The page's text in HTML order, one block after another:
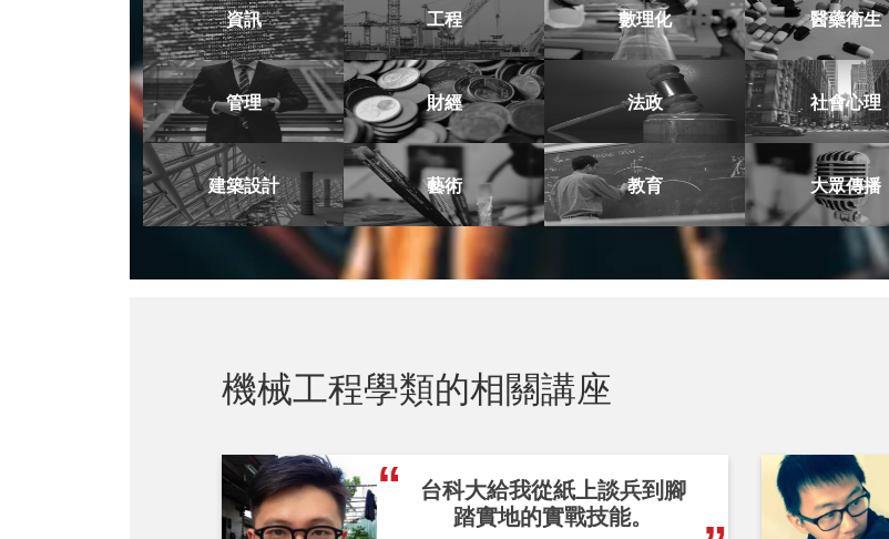
資訊 工程 數理化 醫藥衛生
管理 財經 法政 社會心理
建築設計 藝術 教育 大眾傳播
機械工程學類的相關講座
台科大給我從紙上談兵到腳
踏實地的實戰技能。